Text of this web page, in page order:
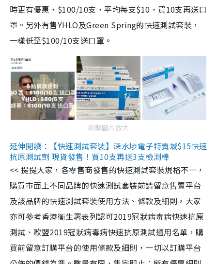
時更有優惠，$100/10支，平均每支$10，買10支再送口
罩。另外有售YHLO及Green Spring的快速測試套裝，
一樣低至$100/10支送口罩。
點擊圖片放大
延伸閱讀：【快速測試套裝】深水埗電子特賣城$15快速
抗原測試劑 現貨發售！買10支再送3支檢測棒
<< 提提大家，各零售商發售的快速測試套裝規格不一，
購買市面上不同品牌的快速測試套裝前請留意售賣平台
及該品牌的快速測試套裝使用方法、條款及細則，大家
亦可參考香港衞生署表列認可2019冠狀病毒病快速抗原
測試、歐盟2019冠狀病毒病快速抗原測試通用名單，購
買前留意訂購平台的使用條款及細則，一切以訂購平台